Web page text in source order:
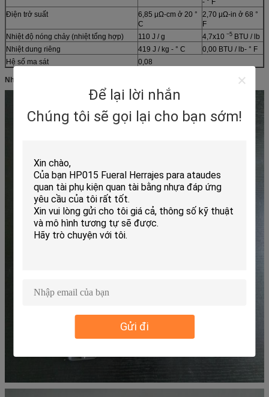
Để lại lời nhắn
Chúng tôi sẽ gọi lại cho bạn sớm!
Gửi đi
- ° F
Điện trở suất
6,85 μΩ-cm ở 20 °
C
2,70 μΩ-in ở 68 °
F
Nhiệt độ nóng chảy (nhiệt tổng hợp)
110 J / g 4,7x10 −5 BTU / lb
Nhiệt dung riêng
419 J / kg - ° C
0,00 BTU / lb- ° F
Hệ số ma sát
0,08
Nhiều bức ảnh hơn: